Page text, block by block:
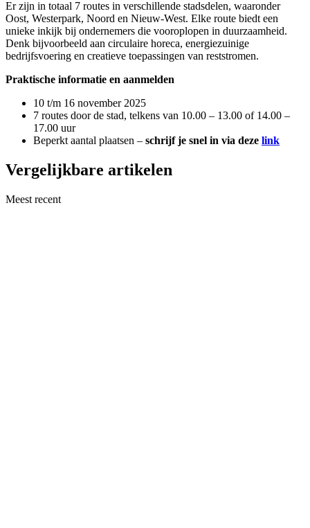
Er zijn in totaal 7 routes in verschillende stadsdelen, waaronder
Oost, Westerpark, Noord en Nieuw-West. Elke route biedt een
unieke inkijk bij ondernemers die vooroplopen in duurzaamheid.
Denk bijvoorbeeld aan circulaire horeca, energiezuinige
bedrijfsvoering en creatieve toepassingen van reststromen.
Praktische informatie en aanmelden
10 t/m 16 november 2025
7 routes door de stad, telkens van 10.00 – 13.00 of 14.00 –
17.00 uur
Beperkt aantal plaatsen – schrijf je snel in via deze link
Vergelijkbare artikelen
Meest recent